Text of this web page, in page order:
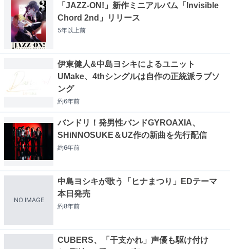
「JAZZ-ON!」新作ミニアルバム「Invisible
Chord 2nd」リリース
5年以上前
伊東健人&中島ヨシキによるユニット
UMake、4thシングルは自作の正統派ラブソ
ング
約6年前
バンドリ！発男性バンドGYROAXIA、
SHiNNOSUKE＆UZ作の新曲を先行配信
約6年前
NO IMAGE
中島ヨシキが歌う「ヒナまつり」EDテーマ
本日発売
約8年前
CUBERS、「干支かれ」声優も駆け付け